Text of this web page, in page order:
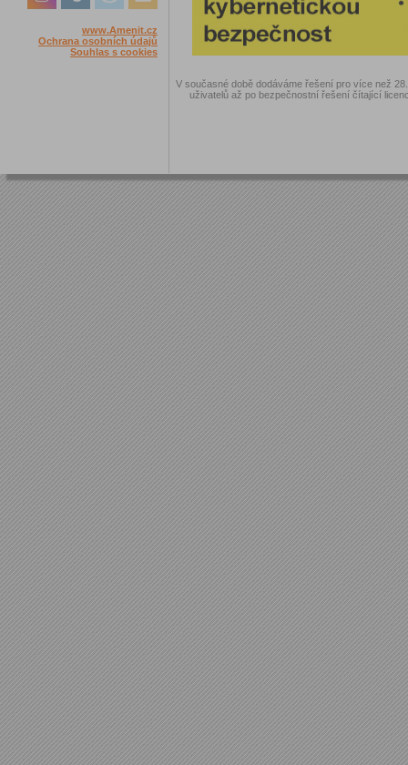
www.Amenit.cz
Ochrana osobních údajů
Souhlas s cookies
V současné době dodáváme řešení pro více než
uživatelů až po bezpečnostní řešení čítající